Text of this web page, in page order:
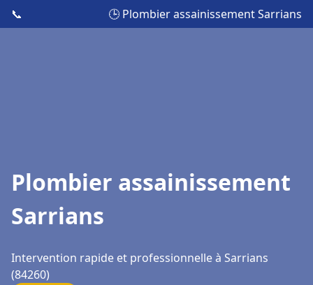
📞 🕒 Plombier assainissement Sarrians
Plombier assainissement
Sarrians
Intervention rapide et professionnelle à Sarrians
(84260)